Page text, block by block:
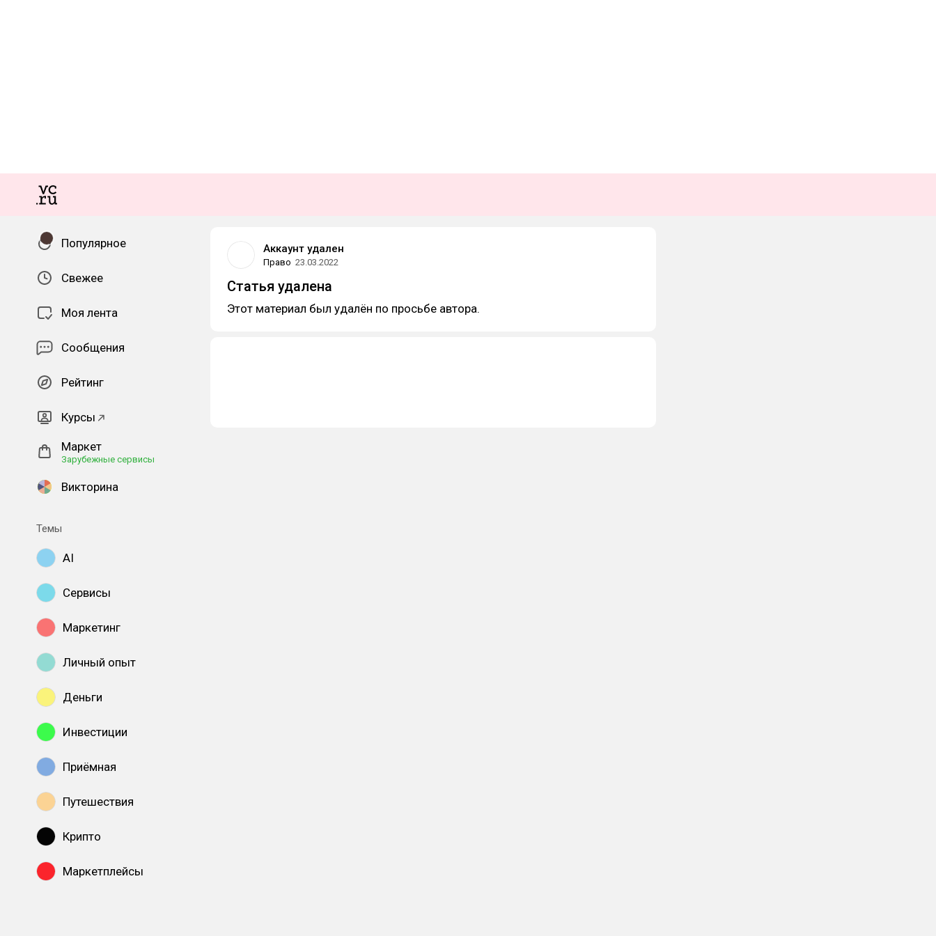
Популярное
Свежее
Моя лента
Сообщения
Рейтинг
Курсы
Маркет
Зарубежные сервисы
Викторина
Темы
AI
Сервисы
Маркетинг
Личный опыт
Деньги
Инвестиции
Приёмная
Путешествия
Крипто
Маркетплейсы
Аккаунт удален
Право 23.03.2022
Статья удалена
Этот материал был удалён по просьбе автора.